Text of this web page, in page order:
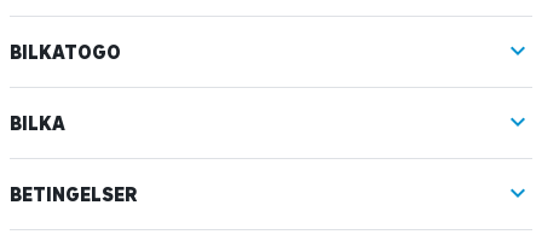
BILKATOGO
BILKA
BETINGELSER